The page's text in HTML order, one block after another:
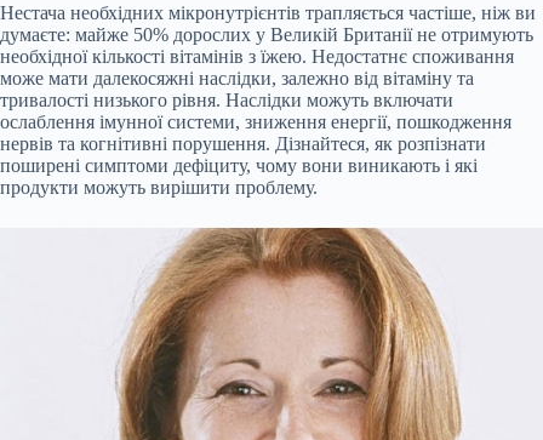
Нестача необхідних мікронутрієнтів трапляється частіше, ніж ви
думаєте: майже 50% дорослих у Великій Британії не отримують
необхідної кількості вітамінів з їжею. Недостатнє споживання
може мати далекосяжні наслідки, залежно від вітаміну та
тривалості низького рівня. Наслідки можуть включати
ослаблення імунної системи, зниження енергії, пошкодження
нервів та когнітивні порушення. Дізнайтеся, як розпізнати
поширені симптоми дефіциту, чому вони виникають і які
продукти можуть вирішити проблему.